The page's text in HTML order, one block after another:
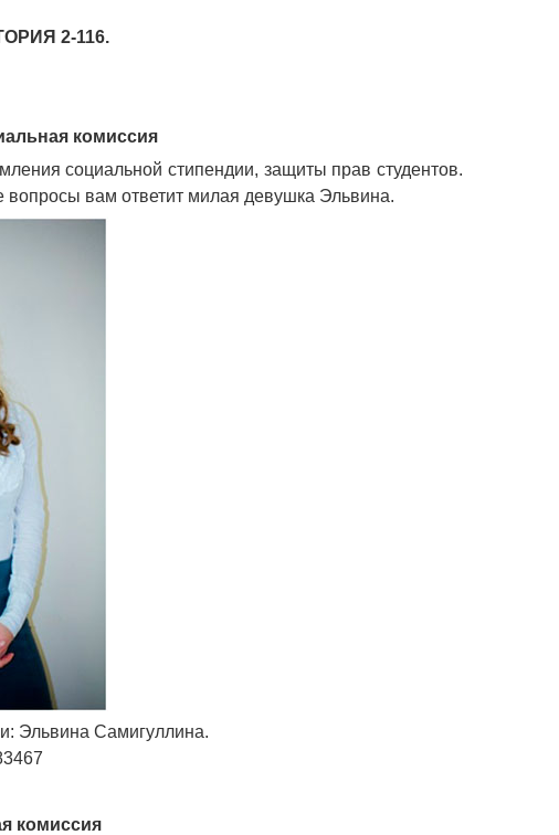
2-116.
комиссия
социальной стипендии, защиты прав студентов.
вам ответит милая девушка Эльвина.
Эльвина Самигуллина.
комиссия